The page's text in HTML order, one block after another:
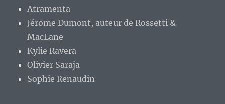
Atramenta
Jérome Dumont, auteur de Rossetti &
MacLane
Kylie Ravera
Olivier Saraja
Sophie Renaudin